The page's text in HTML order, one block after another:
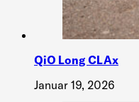
QiO Long CLAx
Januar 19, 2026